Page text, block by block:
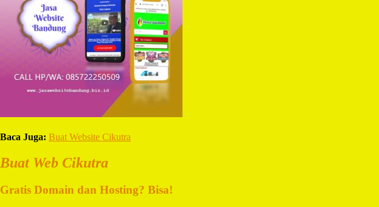
Baca Juga: Buat Website Cikutra
Buat Web Cikutra
Gratis Domain dan Hosting? Bisa!